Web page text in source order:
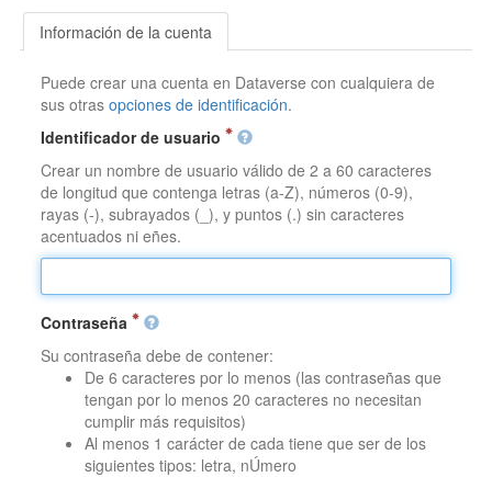
Información de la cuenta
Puede crear una cuenta en Dataverse con cualquiera de
sus otrasopciones de identificación.
Identificador de usuario
Crear un nombre de usuario válido de 2 a 60 caracteres
de longitud que contenga letras (a-Z), números (0-9),
rayas (-), subrayados (_), y puntos (.) sin caracteres
acentuados ni eñes.
Contraseña
Su contraseña debe de contener:
De 6 caracteres por lo menos (las contraseñas que
tengan por lo menos 20 caracteres no necesitan
cumplir más requisitos)
Al menos 1 carácter de cada tiene que ser de los
siguientes tipos: letra, nÚmero